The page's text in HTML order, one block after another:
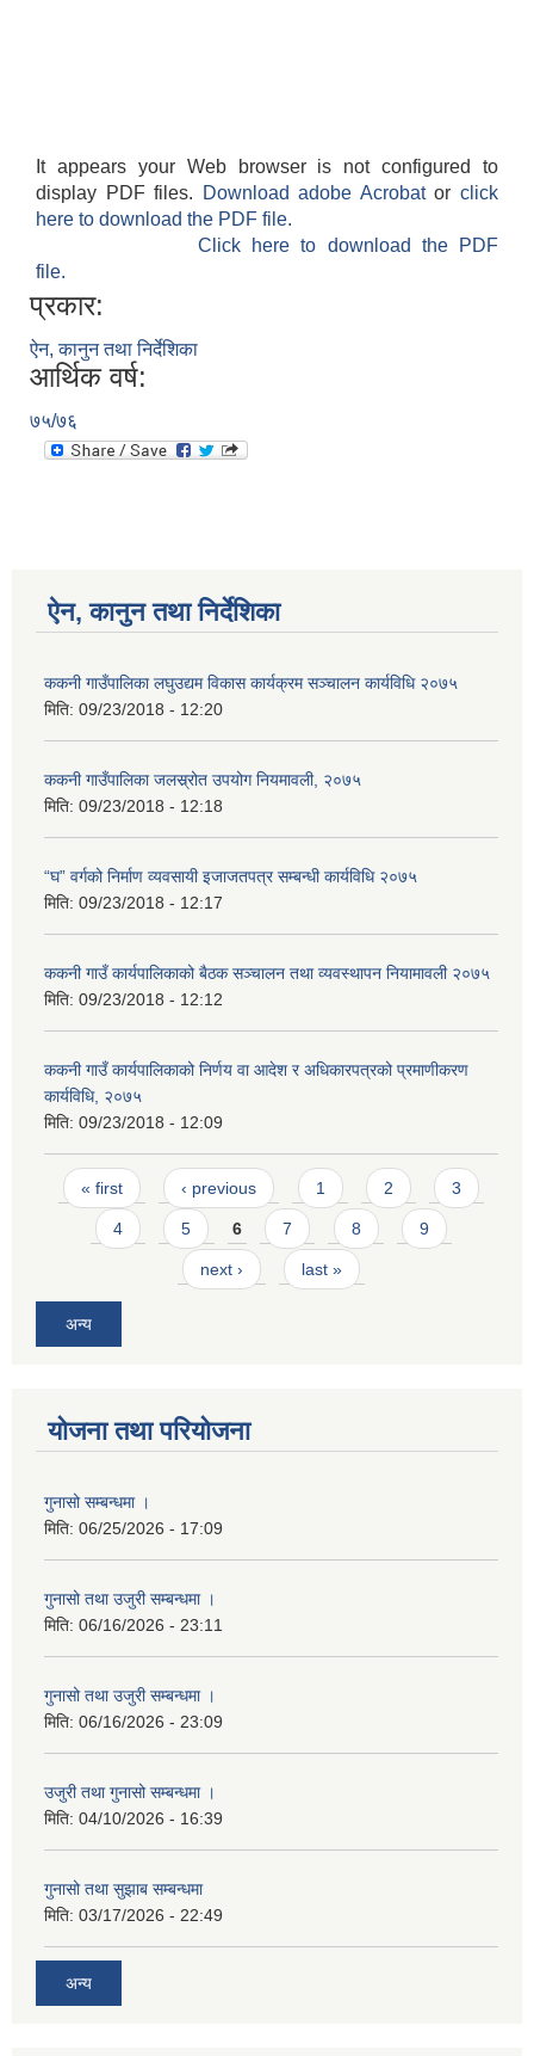
It appears your Web browser is not configured to
display PDF files.
Download adobe Acrobatorclick
here to download the PDF file.
Click here to download the PDF
file.
प्रकार:
ऐन, कानुन तथा निर्देशिका
आर्थिक वर्ष:
७५/७६
ऐन, कानुन तथा निर्देशिका
ककनी गाउँपालिका लघुउद्यम विकास कार्यक्रम सञ्चालन कार्यविधि २०७५
मिति: 09/23/2018 - 12:20
ककनी गाउँपालिका जलस्र्रोत उपयोग नियमावली, २०७५
मिति: 09/23/2018 - 12:18
“घ” वर्गको निर्माण व्यवसायी इजाजतपत्र सम्बन्धी कार्यविधि २०७५
मिति: 09/23/2018 - 12:17
ककनी गाउँ कार्यपालिकाको बैठक सञ्चालन तथा व्यवस्थापन नियामावली २०७५
मिति: 09/23/2018 - 12:12
ककनी गाउँ कार्यपालिकाको निर्णय वा आदेश र अधिकारपत्रको प्रमाणीकरण
कार्यविधि, २०७५
मिति: 09/23/2018 - 12:09
Pages
« first ‹ previous 1 2 3
4 5 6 7 8 9
next › last »
अन्य
योजना तथा परियोजना
गुनासो सम्बन्धमा ।
मिति: 06/25/2026 - 17:09
गुनासो तथा उजुरी सम्बन्धमा ।
मिति: 06/16/2026 - 23:11
गुनासो तथा उजुरी सम्बन्धमा ।
मिति: 06/16/2026 - 23:09
उजुरी तथा गुनासो सम्बन्धमा ।
मिति: 04/10/2026 - 16:39
गुनासो तथा सुझाब सम्बन्धमा
मिति: 03/17/2026 - 22:49
अन्य